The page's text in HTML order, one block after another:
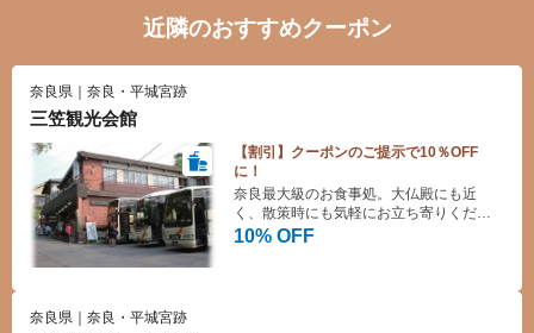
近隣のおすすめクーポン
奈良県｜奈良・平城宮跡
三笠観光会館
【割引】クーポンのご提示で10％OFF
に！
10% OFF
奈良最大級のお食事処。大仏殿にも近
く、散策時にも気軽にお立ち寄りくださ
い。
奈良県｜奈良・平城宮跡